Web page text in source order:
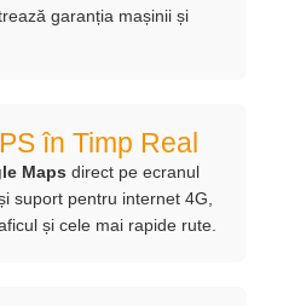
garanția mașinii și
în Timp Real
Maps direct pe ecranul
suport pentru internet 4G,
și cele mai rapide rute.